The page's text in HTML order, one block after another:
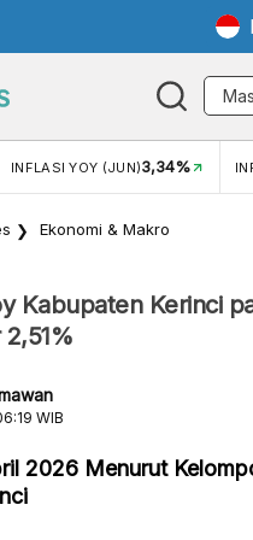
INFLASI YOY (JUN)3,34%
Ekonomi & Makro
Kabupaten Kerinci
WIB
2026 Menurut